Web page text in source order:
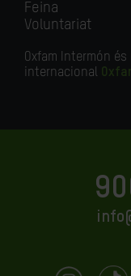
Feina
Voluntariat
Oxfam Intermón
internacional